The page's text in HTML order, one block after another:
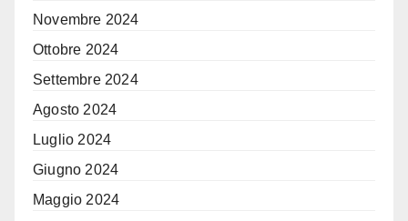
Novembre 2024
Ottobre 2024
Settembre 2024
Agosto 2024
Luglio 2024
Giugno 2024
Maggio 2024